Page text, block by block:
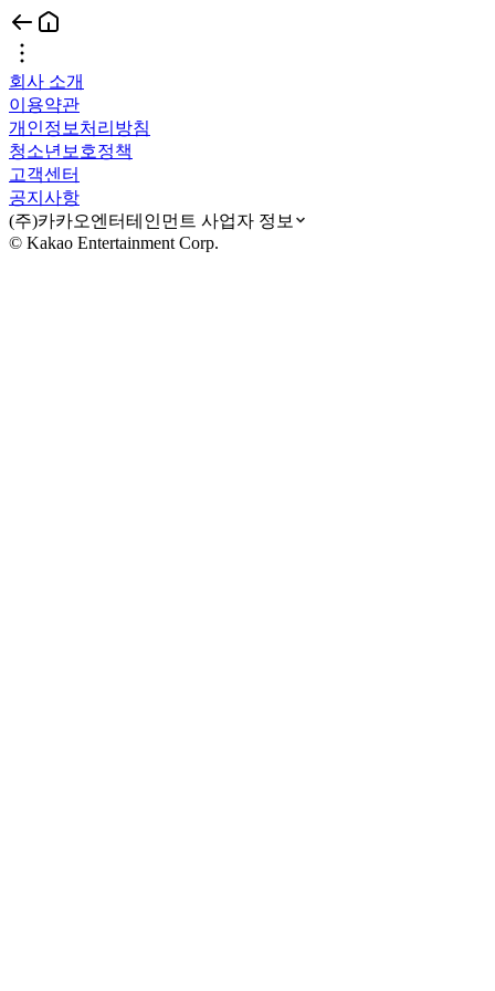
회사 소개
이용약관
개인정보처리방침
청소년보호정책
고객센터
공지사항
(주)카카오엔터테인먼트 사업자 정보
© Kakao Entertainment Corp.